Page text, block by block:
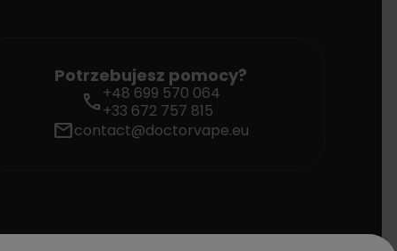
Potrzebujesz pomocy?
call+48 699 570 064
+33 672 757 815
mailcontact@doctorvape.eu